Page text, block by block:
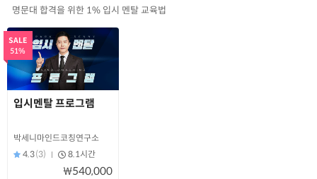
명문대 합격을 위한 1% 입시 멘탈 교육법
SALE
51%
입시멘탈 프로그램
박세니마인드코칭연구소
4.3(3) 8.1시간
₩540,000